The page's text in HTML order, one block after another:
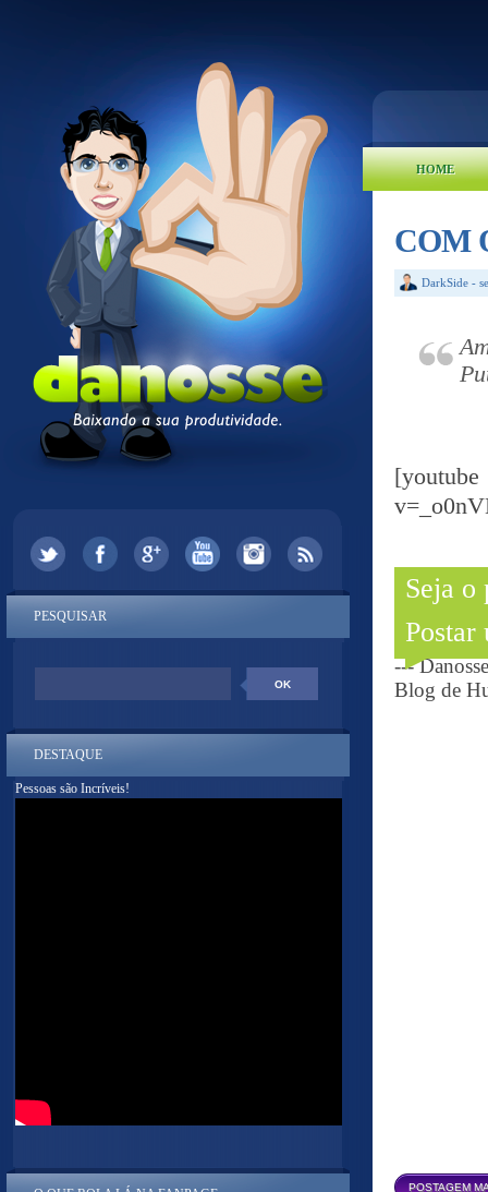
HOME
COM
DarkSide -
Seja o
Postar
---
Blog de
POSTAGEM
PESQUISAR
DESTAQUE
Pessoas são Incríveis!